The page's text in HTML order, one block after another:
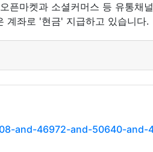
마켓과 소셜커머스 등 유통채
계좌로 '현금' 지급하고 있습니다.
and-46972-and-50640-